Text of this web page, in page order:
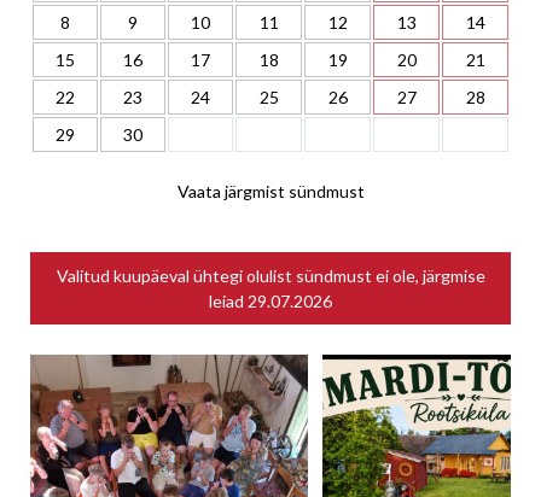
8
9 10 11 12 13
14
15
16 17 18 19 20
21
22
23 24 25 26 27
28
29
30
Vaata järgmist sündmust
Valitud kuupäeval ühtegi olulist sündmust ei ole, järgmise
leiad 29.07.2026